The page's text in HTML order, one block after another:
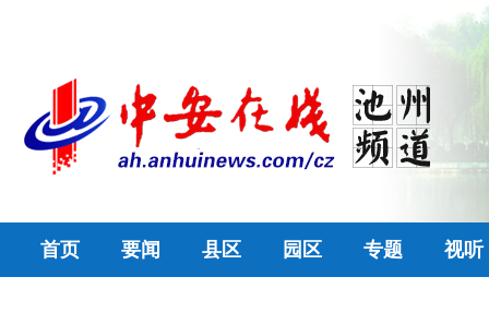
首页 要闻 县区 园区 专题 视听